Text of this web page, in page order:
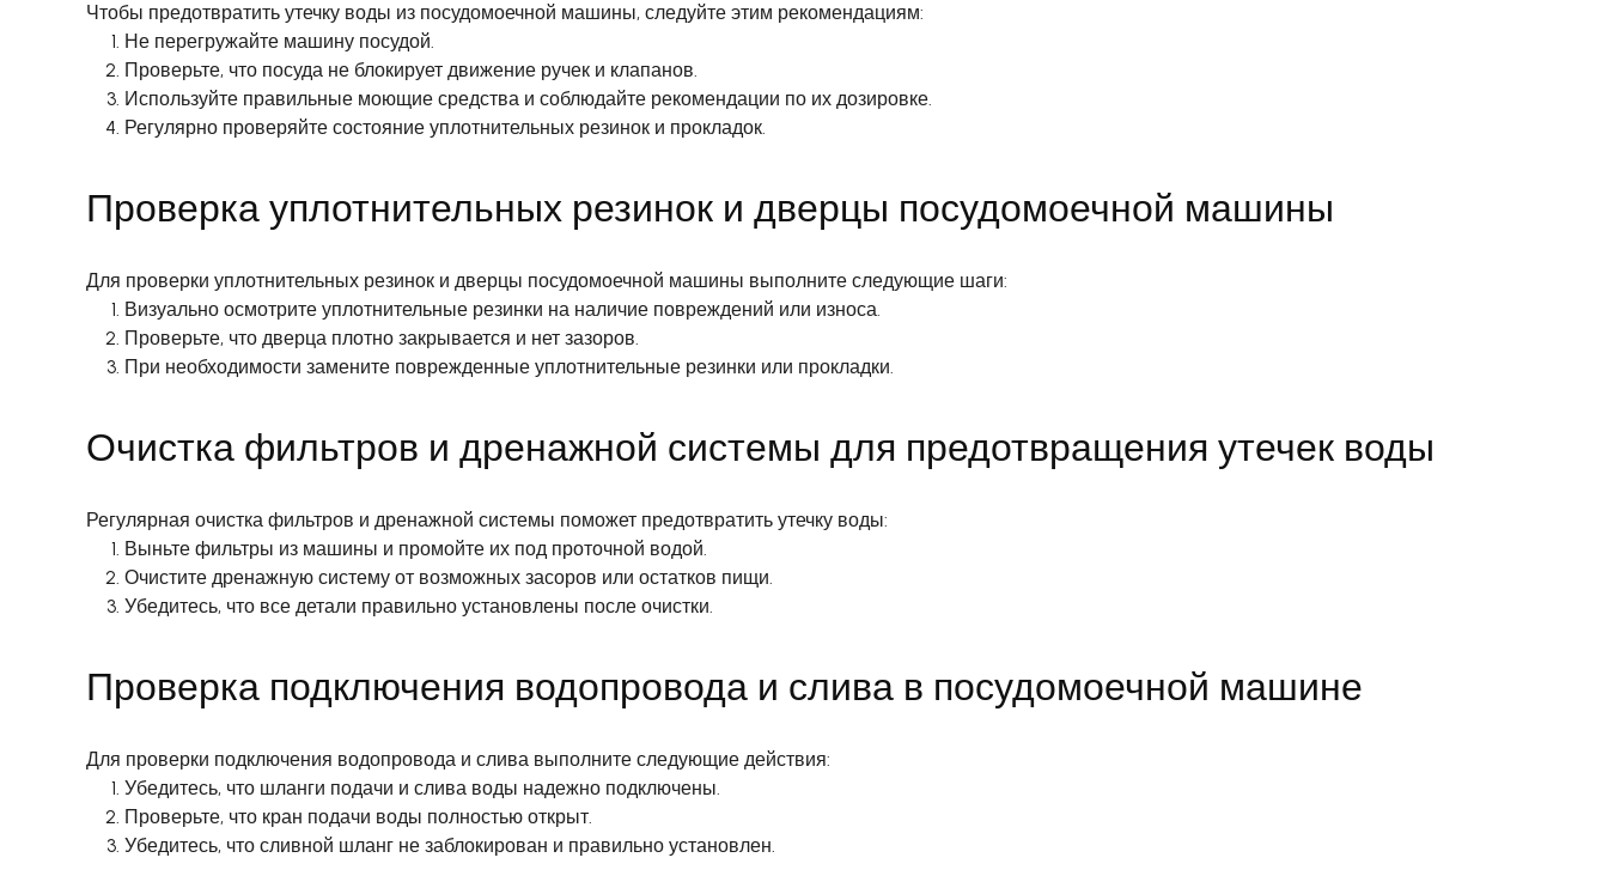
Чтобы предотвратить утечку воды из посудомоечной машины, следуйте этим рекомендациям:
Не перегружайте машину посудой.
Проверьте, что посуда не блокирует движение ручек и клапанов.
Используйте правильные моющие средства и соблюдайте рекомендации по их дозировке.
Регулярно проверяйте состояние уплотнительных резинок и прокладок.
Проверка уплотнительных резинок и дверцы посудомоечной машины
Для проверки уплотнительных резинок и дверцы посудомоечной машины выполните следующие шаги:
Визуально осмотрите уплотнительные резинки на наличие повреждений или износа.
Проверьте, что дверца плотно закрывается и нет зазоров.
При необходимости замените поврежденные уплотнительные резинки или прокладки.
Очистка фильтров и дренажной системы для предотвращения утечек воды
Регулярная очистка фильтров и дренажной системы поможет предотвратить утечку воды:
Выньте фильтры из машины и промойте их под проточной водой.
Очистите дренажную систему от возможных засоров или остатков пищи.
Убедитесь, что все детали правильно установлены после очистки.
Проверка подключения водопровода и слива в посудомоечной машине
Для проверки подключения водопровода и слива выполните следующие действия:
Убедитесь, что шланги подачи и слива воды надежно подключены.
Проверьте, что кран подачи воды полностью открыт.
Убедитесь, что сливной шланг не заблокирован и правильно установлен.